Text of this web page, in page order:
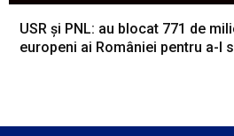
USR și PNL: au blocat 771 de
europeni ai României pentru a-l